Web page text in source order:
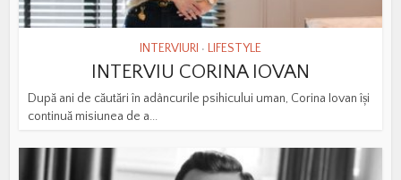
INTERVIURI • LIFESTYLE
INTERVIU CORINA IOVAN
După ani de căutări în adâncurile psihicului uman, Corina Iovan își
continuă misiunea de a...